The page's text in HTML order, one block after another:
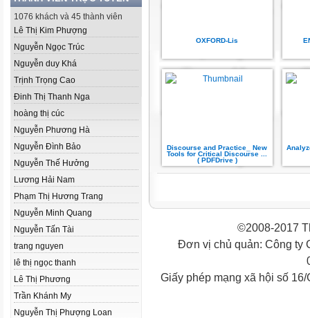
1076 khách và 45 thành viên
Lê Thị Kim Phượng
Nguyễn Ngọc Trúc
Nguyễn duy Khá
Trịnh Trọng Cao
Đinh Thị Thanh Nga
hoàng thị cúc
Nguyễn Phương Hà
Nguyễn Đình Bảo
Nguyễn Thế Hưởng
Lương Hải Nam
Phạm Thị Hương Trang
Nguyễn Minh Quang
Nguyễn Tấn Tài
trang nguyen
lê thị ngọc thanh
Lê Thị Phương
Trần Khánh My
Nguyễn Thị Phượng Loan
OXFORD-Lis
Discourse and Practice_ New
Tools for Critical Discourse ...
( PDFDrive )
©2008-2017
Đơn vị chủ quản: Công ty
Giấy phép mạng xã hội số